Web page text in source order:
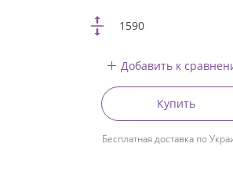
1590
Добавить к
Купить
Бесплатная доставка по